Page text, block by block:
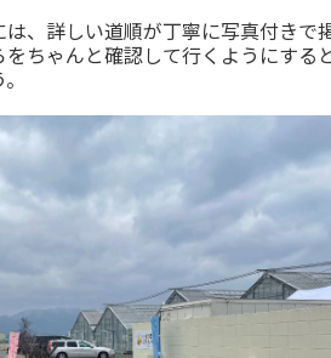
、詳しい道順が丁寧に写真付きで
ちゃんと確認して行くようにする